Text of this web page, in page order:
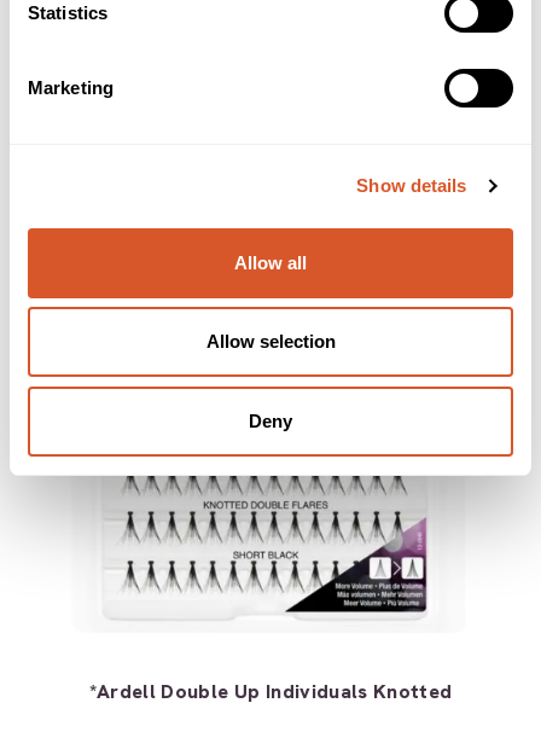
Statistics
Marketing
Show details
Allow all
Allow selection
Deny
*Ardell Double Up Individuals Knotted